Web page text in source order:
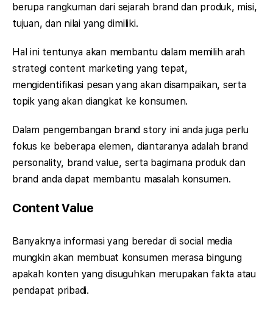
berupa rangkuman dari sejarah brand dan produk, misi,
tujuan, dan nilai yang dimiliki.
Hal ini tentunya akan membantu dalam memilih arah
strategi content marketing yang tepat,
mengidentifikasi pesan yang akan disampaikan, serta
topik yang akan diangkat ke konsumen.
Dalam pengembangan brand story ini anda juga perlu
fokus ke beberapa elemen, diantaranya adalah brand
personality, brand value, serta bagimana produk dan
brand anda dapat membantu masalah konsumen.
Content Value
Banyaknya informasi yang beredar di social media
mungkin akan membuat konsumen merasa bingung
apakah konten yang disuguhkan merupakan fakta atau
pendapat pribadi.